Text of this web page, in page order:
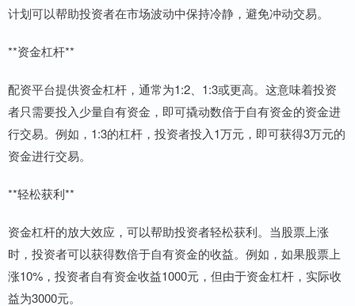
计划可以帮助投资者在市场波动中保持冷静，避免冲动交易。
**资金杠杆**
配资平台提供资金杠杆，通常为1:2、1:3或更高。这意味着投资
者只需要投入少量自有资金，即可撬动数倍于自有资金的资金进
行交易。例如，1:3的杠杆，投资者投入1万元，即可获得3万元的
资金进行交易。
**轻松获利**
资金杠杆的放大效应，可以帮助投资者轻松获利。当股票上涨
时，投资者可以获得数倍于自有资金的收益。例如，如果股票上
涨10%，投资者自有资金收益1000元，但由于资金杠杆，实际收
益为3000元。